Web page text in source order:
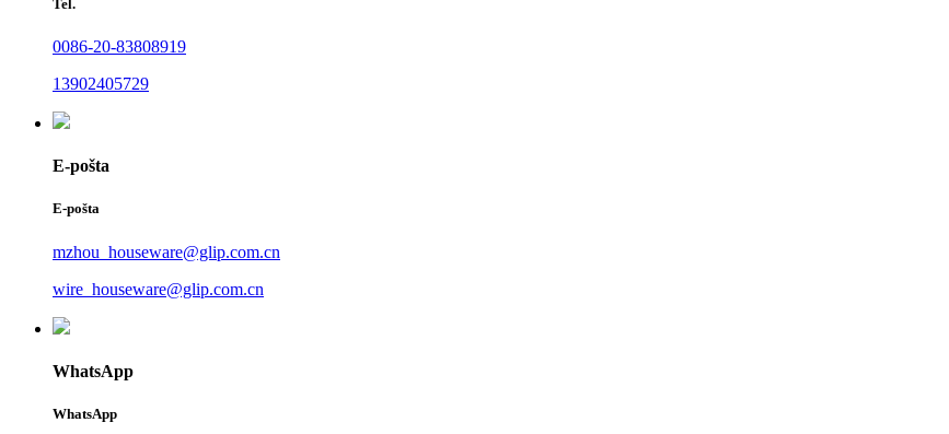
Tel.
0086-20-83808919
13902405729
E-pošta
E-pošta
mzhou_houseware@glip.com.cn
wire_houseware@glip.com.cn
WhatsApp
WhatsApp